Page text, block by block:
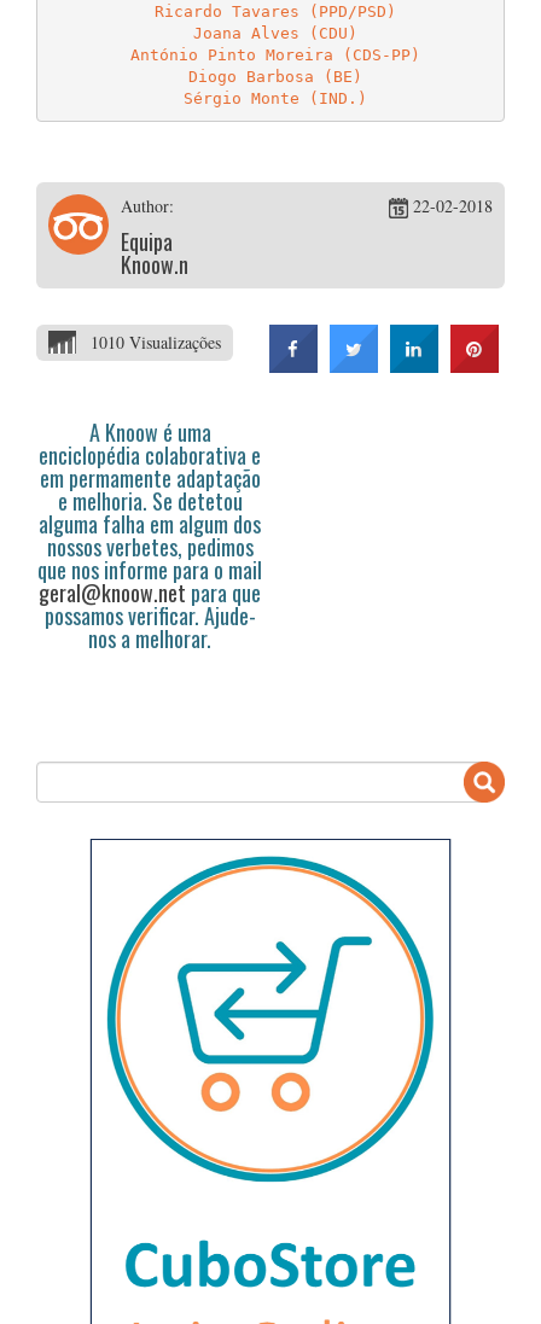
Ricardo Tavares (PPD/PSD)
Joana Alves (CDU)
António Pinto Moreira (CDS-PP)
Diogo Barbosa (BE)
Sérgio Monte (IND.)
Author:
Equipa
Knoow.net
22-02-2018
1010 Visualizações
A Knoow é uma
enciclopédia colaborativa e
em permamente adaptação
e melhoria. Se detetou
alguma falha em algum dos
nossos verbetes, pedimos
que nos informe para o mail
geral@knoow.net para que
possamos verificar. Ajude-
nos a melhorar.